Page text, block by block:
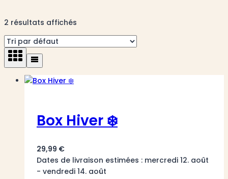
2 résultats affichés
Box Hiver ❄️
29,99 €
Dates de livraison estimées : mercredi 12. août
- vendredi 14. août